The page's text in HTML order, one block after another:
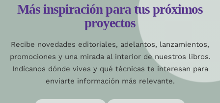
Más inspiración para tus próximos
proyectos
Recibe novedades editoriales, adelantos, lanzamientos,
promociones y una mirada al interior de nuestros libros.
Indícanos dónde vives y qué técnicas te interesan para
enviarte información más relevante.